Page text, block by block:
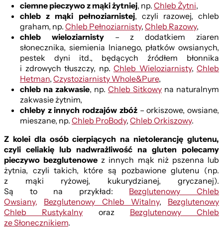
ciemne pieczywo z mąki żytniej, np.Chleb Żytni,
chleb z mąki pełnoziarnistej, czyli razowej, chleb
graham, np.Chleb Pełnoziarnisty,Chleb Razowy,
chleb wieloziarnisty– z dodatkiem ziaren
słonecznika, siemienia lnianego, płatków owsianych,
pestek dyni itd., będących źródłem błonnika
i zdrowych tłuszczy, np. Chleb Wieloziarnisty, Chleb
Hetman,Czystoziarnisty Whole&Pure,
chleb na zakwasie, np. Chleb Sitkowy na naturalnym
zakwasie żytnim,
chleby z innych rodzajów zbóż– orkiszowe, owsiane,
mieszane, np.Chleb ProBody,Chleb Orkiszowy.
Z kolei dla osób cierpiących na nietolerancję glutenu,
czyli celiakię lub nadwrażliwość na gluten polecamy
pieczywo bezglutenowe z innych mąk niż pszenna lub
żytnia, czyli takich, które są pozbawione glutenu (np.
z mąki ryżowej, kukurydzianej, gryczanej).
Są to na przykład: Bezglutenowy Chleb
Owsiany,
Bezglutenowy Chleb Witalny, Bezglutenowy
Chleb Rustykalny oraz Bezglutenowy Chleb
ze Słonecznikiem.